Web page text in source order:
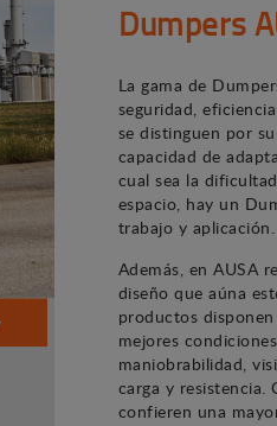
Dumpers
La gama de
seguridad,
se distinguen por
capacidad de
cual sea la
espacio, hay un
trabajo y aplicación.
Además, en AUSA
diseño que aúna
productos
mejores
maniobrabilidad,
carga y resistencia.
confieren una